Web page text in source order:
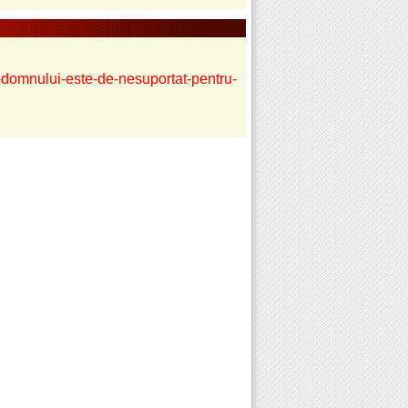
este-de-nesuportat-pentru-